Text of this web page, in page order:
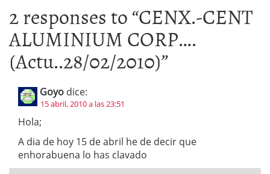
2 responses to “CENX.-CENT
ALUMINIUM CORP….
(Actu..28/02/2010)”
Goyo dice:
15 abril, 2010 a las 23:51
Hola;
A dia de hoy 15 de abril he de decir que
enhorabuena lo has clavado